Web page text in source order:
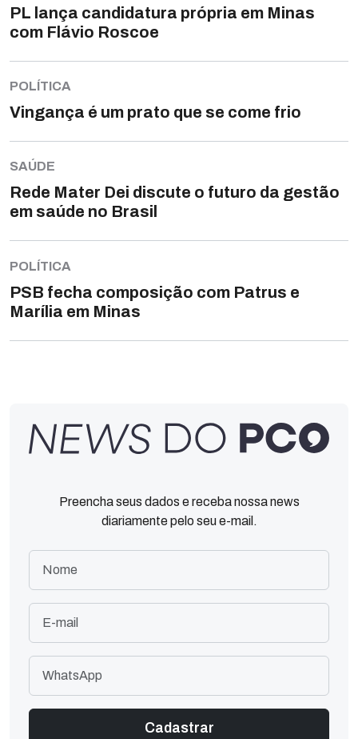
PL lança candidatura própria em Minas
com Flávio Roscoe
POLÍTICA
Vingança é um prato que se come frio
SAÚDE
Rede Mater Dei discute o futuro da gestão
em saúde no Brasil
POLÍTICA
PSB fecha composição com Patrus e
Marília em Minas
Preencha seus dados e receba nossa news
diariamente pelo seu e-mail.